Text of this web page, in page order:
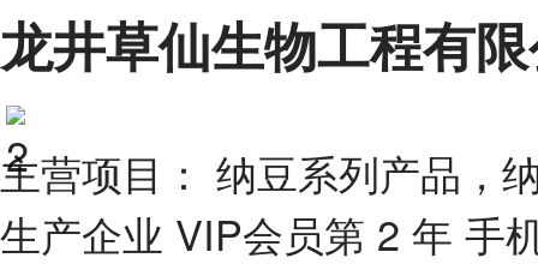
龙井草仙生物工程有
主营项目： 纳豆系列产品，
生产企业 VIP会员第 2 年 手